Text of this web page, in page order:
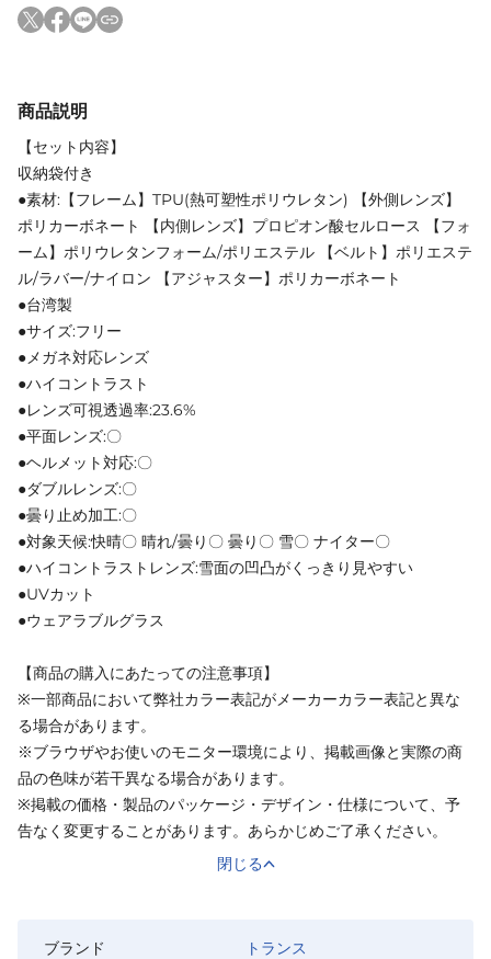
商品説明
【セット内容】
収納袋付き
●素材:【フレーム】TPU(熱可塑性ポリウレタン) 【外側レンズ】
ポリカーボネート 【内側レンズ】プロピオン酸セルロース 【フォ
ーム】ポリウレタンフォーム/ポリエステル 【ベルト】ポリエステ
ル/ラバー/ナイロン 【アジャスター】ポリカーボネート
●台湾製
●サイズ:フリー
●メガネ対応レンズ
●ハイコントラスト
●レンズ可視透過率:23.6%
●平面レンズ:〇
●ヘルメット対応:〇
●ダブルレンズ:〇
●曇り止め加工:〇
●対象天候:快晴〇 晴れ/曇り〇 曇り〇 雪〇 ナイター〇
●ハイコントラストレンズ:雪面の凹凸がくっきり見やすい
●UVカット
●ウェアラブルグラス
【商品の購入にあたっての注意事項】
※一部商品において弊社カラー表記がメーカーカラー表記と異な
る場合があります。
※ブラウザやお使いのモニター環境により、掲載画像と実際の商
品の色味が若干異なる場合があります。
※掲載の価格・製品のパッケージ・デザイン・仕様について、予
告なく変更することがあります。あらかじめご了承ください。
閉じる
ブランド
トランス